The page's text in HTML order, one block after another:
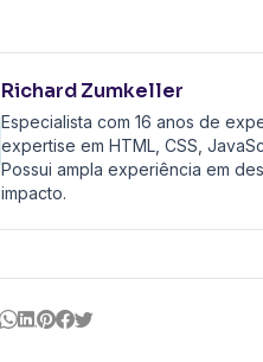
Richard Zumkeller
Especialista com 16 anos de
expertise em HTML, CSS,
Possui ampla experiência em
impacto.